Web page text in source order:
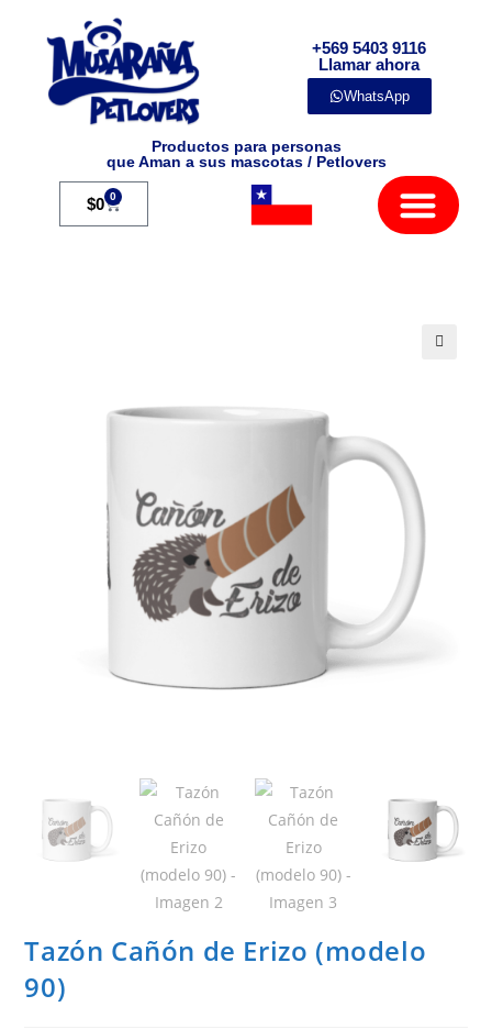
+569 5403 9116
Llamar ahora
WhatsApp
Productos para personas
que Aman a sus mascotas / Petlovers
$0 0
Tazón Cañón de Erizo (modelo
90)